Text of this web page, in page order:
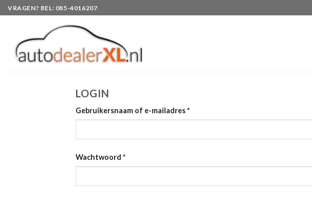
Skip
to
VRAGEN? BEL: 085-4016207
LOGIN
Gebruikersnaam of e-mailadres*
Wachtwoord *